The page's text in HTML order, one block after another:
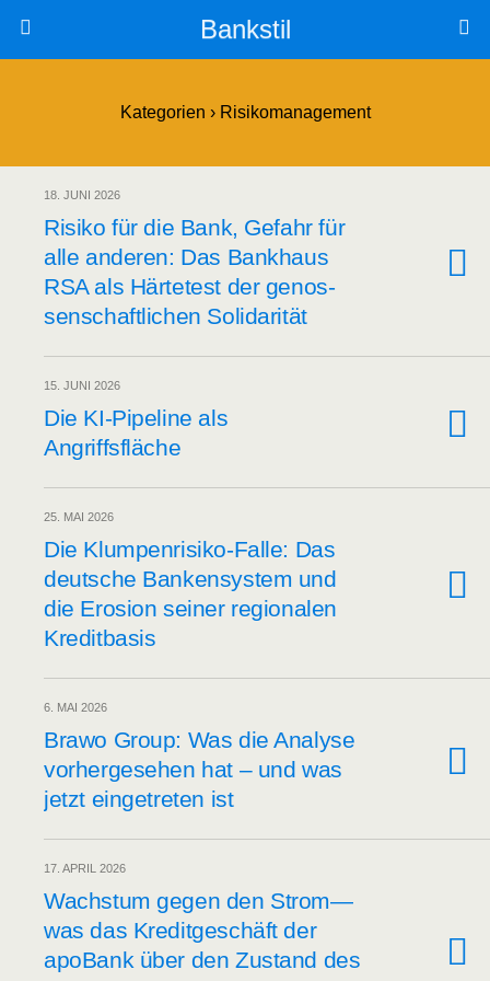
Bankstil
Kategorien ›Risikomanagement
18. JUNI 2026
Risi­ko für die Bank, Gefahr für
alle ande­ren: Das Bank­haus
RSA als Här­te­test der genos­
sen­schaft­li­chen Solidarität
15. JUNI 2026
Die KI-Pipe­line als
Angriffsfläche
25. MAI 2026
Die Klum­pen­ri­si­ko-Fal­le: Das
deut­sche Ban­ken­sys­tem und
die Ero­si­on sei­ner regio­na­len
Kreditbasis
6. MAI 2026
Bra­wo Group: Was die Ana­ly­se
vor­her­ge­se­hen hat – und was
jetzt ein­ge­tre­ten ist
17. APRIL 2026
Wachs­tum gegen den Strom—
was das Kre­dit­ge­schäft der
apo­Bank über den Zustand des